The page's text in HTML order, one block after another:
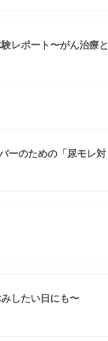
レポート〜がん治療と
ーのための「尿モレ対
したい日にも〜